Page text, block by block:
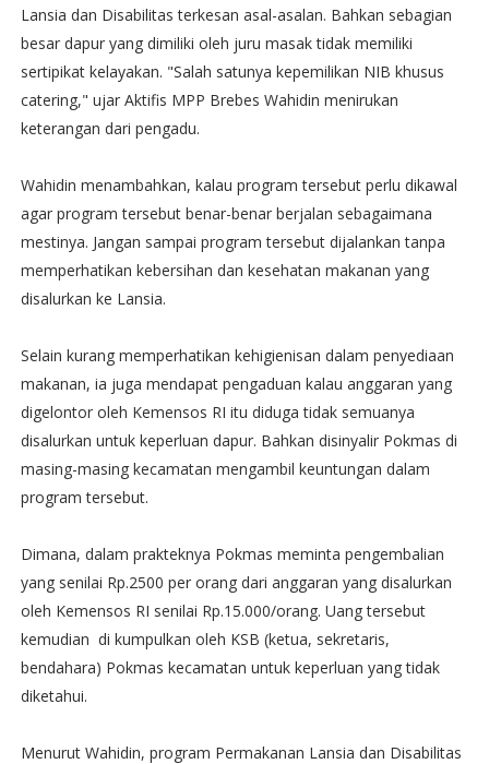
Lansia dan Disabilitas terkesan asal-asalan. Bahkan sebagian
besar dapur yang dimiliki oleh juru masak tidak memiliki
sertipikat kelayakan. "Salah satunya kepemilikan NIB khusus
catering," ujar Aktifis MPP Brebes Wahidin menirukan
keterangan dari pengadu.
Wahidin menambahkan, kalau program tersebut perlu dikawal
agar program tersebut benar-benar berjalan sebagaimana
mestinya. Jangan sampai program tersebut dijalankan tanpa
memperhatikan kebersihan dan kesehatan makanan yang
disalurkan ke Lansia.
Selain kurang memperhatikan kehigienisan dalam penyediaan
makanan, ia juga mendapat pengaduan kalau anggaran yang
digelontor oleh Kemensos RI itu diduga tidak semuanya
disalurkan untuk keperluan dapur. Bahkan disinyalir Pokmas di
masing-masing kecamatan mengambil keuntungan dalam
program tersebut.
Dimana, dalam prakteknya Pokmas meminta pengembalian
yang senilai Rp.2500 per orang dari anggaran yang disalurkan
oleh Kemensos RI senilai Rp.15.000/orang. Uang tersebut
kemudian di kumpulkan oleh KSB (ketua, sekretaris,
bendahara) Pokmas kecamatan untuk keperluan yang tidak
diketahui.
Menurut Wahidin, program Permakanan Lansia dan Disabilitas